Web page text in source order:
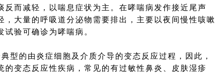
反而减轻，以喘息症状为主。在哮喘病发作接近尾声
，大量的呼吸道分泌物需要排出，主要以夜间慢性咳嗽
验可确诊为哮喘病。
的由炎症细胞及介质介导的变态反应过程，因此，
的变态反应性疾病，常见的有过敏性鼻炎、皮肤湿疹